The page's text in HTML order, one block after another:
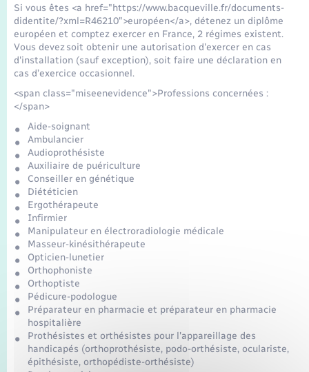
Si vous êtes <a href="https://www.bacqueville.fr/documents-
didentite/?xml=R46210">européen</a>, détenez un diplôme
européen et comptez exercer en France, 2 régimes existent.
Vous devez soit obtenir une autorisation d'exercer en cas
d'installation (sauf exception), soit faire une déclaration en
cas d’exercice occasionnel.
<span class="miseenevidence">Professions concernées :
</span>
Aide-soignant
Ambulancier
Audioprothésiste
Auxiliaire de puériculture
Conseiller en génétique
Diététicien
Ergothérapeute
Infirmier
Manipulateur en électroradiologie médicale
Masseur-kinésithérapeute
Opticien-lunetier
Orthophoniste
Orthoptiste
Pédicure-podologue
Préparateur en pharmacie et préparateur en pharmacie
hospitalière
Prothésistes et orthésistes pour l'appareillage des
handicapés (orthoprothésiste, podo-orthésiste, oculariste,
épithésiste, orthopédiste-orthésiste)